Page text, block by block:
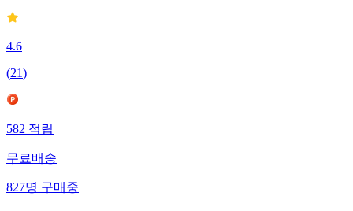
4.6
(21)
582적립
무료배송
827명구매중